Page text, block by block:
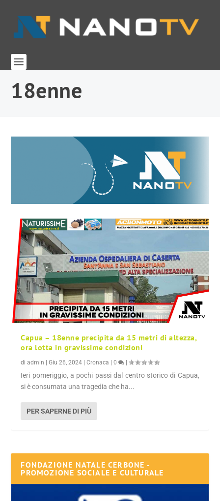
18enne
Capua – 18enne precipita da 15 metri di altezza,
ora lotta in gravissime condizioni
diadmin |Giu 26, 2024 |Cronaca |0 |
Ieri pomeriggio, a pochi passi dal centro storico di Capua,
si è consumata una tragedia che ha...
PER SAPERNE DI PIÙ
FONDAZIONE NATALE CERBONE -
PROMOZIONE SOCIALE E CULTURALE